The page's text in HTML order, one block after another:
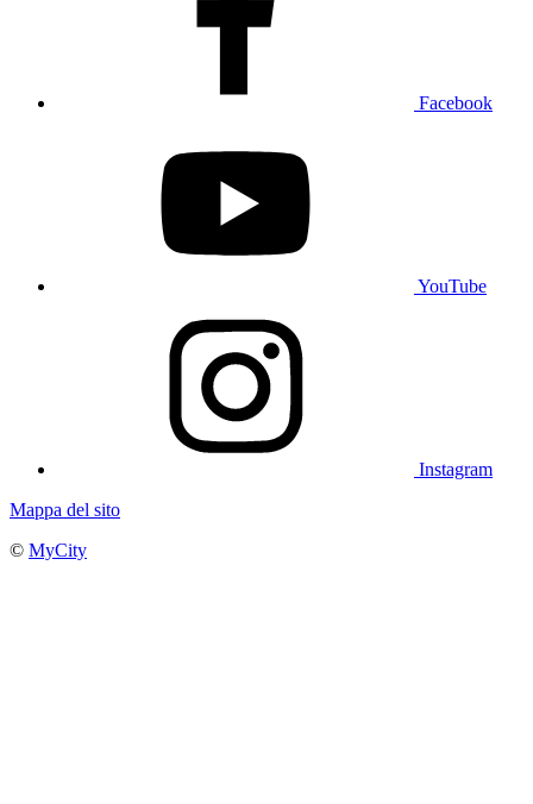
Facebook
YouTube
Instagram
Mappa del sito
© MyCity